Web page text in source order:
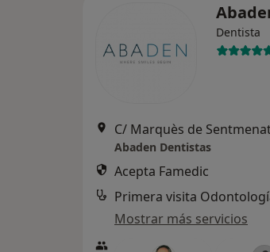
Dentista
C/ Marquès de
Abaden Dentistas
Acepta Famedic
Primera visita
Mostrar más servicios